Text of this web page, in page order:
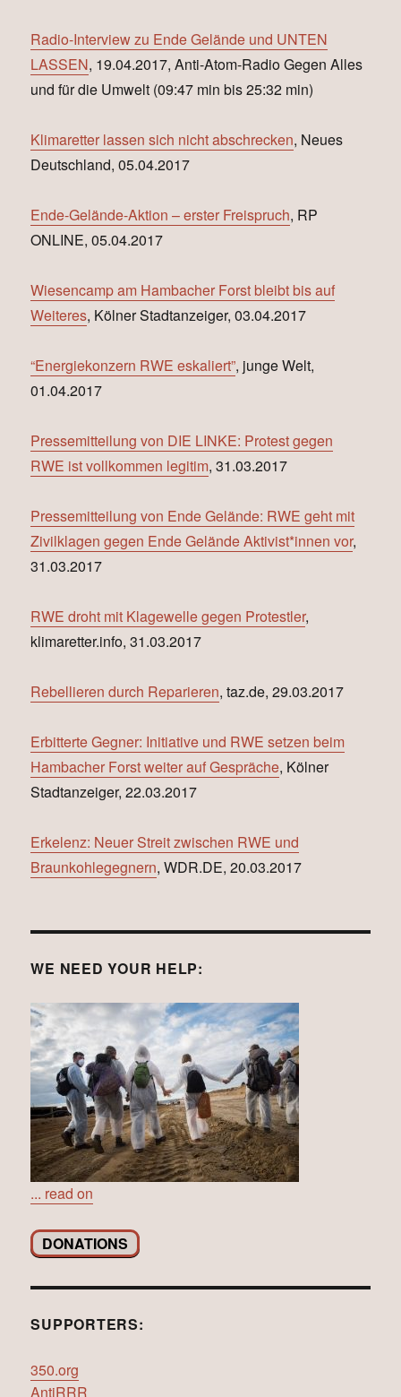
Radio-Interview zu Ende Gelände und UNTEN
LASSEN, 19.04.2017, Anti-Atom-Radio Gegen Alles
und für die Umwelt (09:47 min bis 25:32 min)
Klimaretter lassen sich nicht abschrecken, Neues
Deutschland, 05.04.2017
Ende-Gelände-Aktion – erster Freispruch, RP
ONLINE, 05.04.2017
Wiesencamp am Hambacher Forst bleibt bis auf
Weiteres, Kölner Stadtanzeiger, 03.04.2017
“Energiekonzern RWE eskaliert”, junge Welt,
01.04.2017
Pressemitteilung von DIE LINKE: Protest gegen
RWE ist vollkommen legitim, 31.03.2017
Pressemitteilung von Ende Gelände: RWE geht mit
Zivilklagen gegen Ende Gelände Aktivist*innen vor,
31.03.2017
RWE droht mit Klagewelle gegen Protestler,
klimaretter.info, 31.03.2017
Rebellieren durch Reparieren, taz.de, 29.03.2017
Erbitterte Gegner: Initiative und RWE setzen beim
Hambacher Forst weiter auf Gespräche, Kölner
Stadtanzeiger, 22.03.2017
Erkelenz: Neuer Streit zwischen RWE und
Braunkohlegegnern, WDR.DE, 20.03.2017
WE NEED YOUR HELP:
... read on
DONATIONS
SUPPORTERS:
350.org
AntiRRR